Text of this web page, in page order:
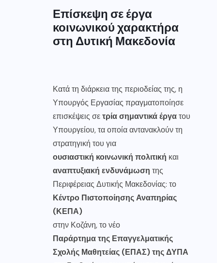
Επίσκεψη σε έργα
κοινωνικού χαρακτήρα
στη Δυτική Μακεδονία
Κατά τη διάρκεια της περιοδείας της, η
Υπουργός Εργασίας πραγματοποίησε
επισκέψεις σετρία σημαντικά έργατου
Υπουργείου, τα οποία αντανακλούν τη
στρατηγική του για
ουσιαστική κοινωνική πολιτική και
αναπτυξιακή ενδυνάμωση της
Περιφέρειας Δυτικής Μακεδονίας: το
Κέντρο Πιστοποίησης Αναπηρίας
(ΚΕΠΑ)
στην Κοζάνη, το νέο
Παράρτημα της Επαγγελματικής
Σχολής Μαθητείας (ΕΠΑΣ) της ΔΥΠΑ